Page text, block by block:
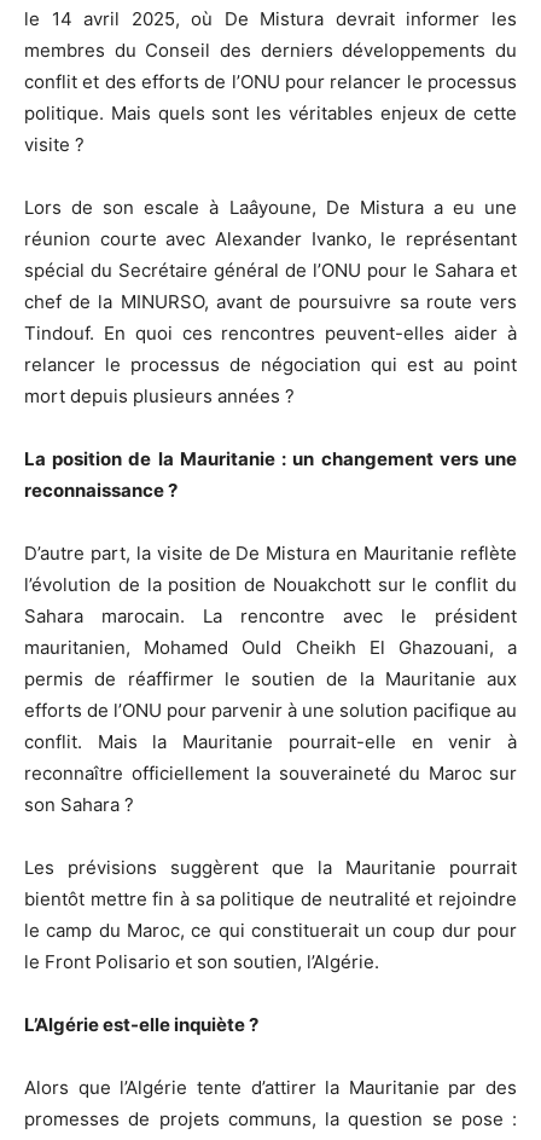
le 14 avril 2025, où De Mistura devrait informer les
membres du Conseil des derniers développements du
conflit et des efforts de l’ONU pour relancer le processus
politique. Mais quels sont les véritables enjeux de cette
visite ?
Lors de son escale à Laâyoune, De Mistura a eu une
réunion courte avec Alexander Ivanko, le représentant
spécial du Secrétaire général de l’ONU pour le Sahara et
chef de la MINURSO, avant de poursuivre sa route vers
Tindouf. En quoi ces rencontres peuvent-elles aider à
relancer le processus de négociation qui est au point
mort depuis plusieurs années ?
La position de la Mauritanie : un changement vers une
reconnaissance ?
D’autre part, la visite de De Mistura en Mauritanie reflète
l’évolution de la position de Nouakchott sur le conflit du
Sahara marocain. La rencontre avec le président
mauritanien, Mohamed Ould Cheikh El Ghazouani, a
permis de réaffirmer le soutien de la Mauritanie aux
efforts de l’ONU pour parvenir à une solution pacifique au
conflit. Mais la Mauritanie pourrait-elle en venir à
reconnaître officiellement la souveraineté du Maroc sur
son Sahara ?
Les prévisions suggèrent que la Mauritanie pourrait
bientôt mettre fin à sa politique de neutralité et rejoindre
le camp du Maroc, ce qui constituerait un coup dur pour
le Front Polisario et son soutien, l’Algérie.
L’Algérie est-elle inquiète ?
Alors que l’Algérie tente d’attirer la Mauritanie par des
promesses de projets communs, la question se pose :